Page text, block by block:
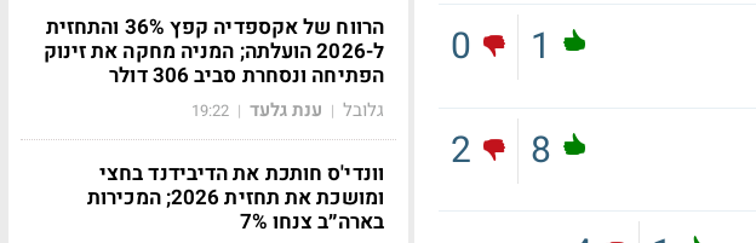
1
0
8
2
הרווח של אקספדיה קפץ 36% והתחזית
ל-2026 הועלתה; המניה מחקה את זינוק
הפתיחה ונסחרת סביב 306 דולר
גלובל | ענת גלעד |
19:22
וונדי'ס חותכת את הדיבידנד בחצי
ומושכת את תחזית 2026; המכירות
בארה״ב צנחו 7%